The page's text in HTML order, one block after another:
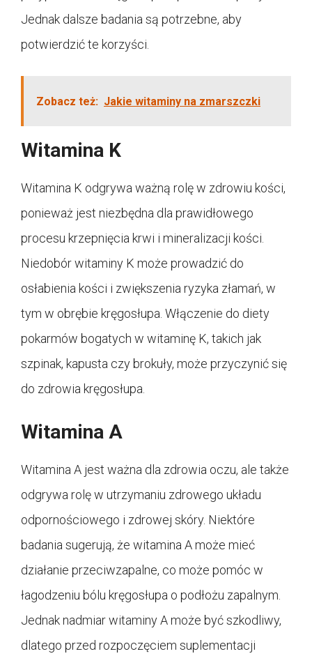
Jednak dalsze badania są potrzebne, aby
potwierdzić te korzyści.
Zobacz też: Jakie witaminy na zmarszczki
Witamina K
Witamina K odgrywa ważną rolę w zdrowiu kości,
ponieważ jest niezbędna dla prawidłowego
procesu krzepnięcia krwi i mineralizacji kości.
Niedobór witaminy K może prowadzić do
osłabienia kości i zwiększenia ryzyka złamań, w
tym w obrębie kręgosłupa. Włączenie do diety
pokarmów bogatych w witaminę K, takich jak
szpinak, kapusta czy brokuły, może przyczynić się
do zdrowia kręgosłupa.
Witamina A
Witamina A jest ważna dla zdrowia oczu, ale także
odgrywa rolę w utrzymaniu zdrowego układu
odpornościowego i zdrowej skóry. Niektóre
badania sugerują, że witamina A może mieć
działanie przeciwzapalne, co może pomóc w
łagodzeniu bólu kręgosłupa o podłożu zapalnym.
Jednak nadmiar witaminy A może być szkodliwy,
dlatego przed rozpoczęciem suplementacji